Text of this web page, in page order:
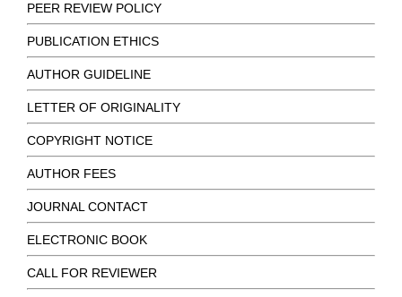
PEER REVIEW POLICY
PUBLICATION ETHICS
AUTHOR GUIDELINE
LETTER OF ORIGINALITY
COPYRIGHT NOTICE
AUTHOR FEES
JOURNAL CONTACT
ELECTRONIC BOOK
CALL FOR REVIEWER